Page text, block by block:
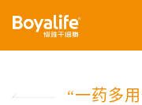
首页 什么是干细胞
“一药多用” 干细胞将给不
“一药多